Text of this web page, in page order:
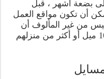
بضعة أشهر ، قبل
يمكن أن تكون مواقع العمل
ليس من غير المألوف أن
يسافر الكهربائيون لمسافة 100 ميل أو أكثر من منزلهم